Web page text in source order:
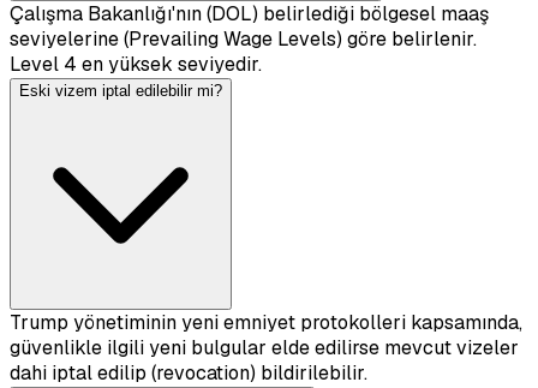
Çalışma Bakanlığı'nın (DOL) belirlediği bölgesel maaş
seviyelerine (Prevailing Wage Levels) göre belirlenir.
Level 4 en yüksek seviyedir.
Eski vizem iptal edilebilir mi?
Trump yönetiminin yeni emniyet protokolleri kapsamında,
güvenlikle ilgili yeni bulgular elde edilirse mevcut vizeler
dahi iptal edilip (revocation) bildirilebilir.